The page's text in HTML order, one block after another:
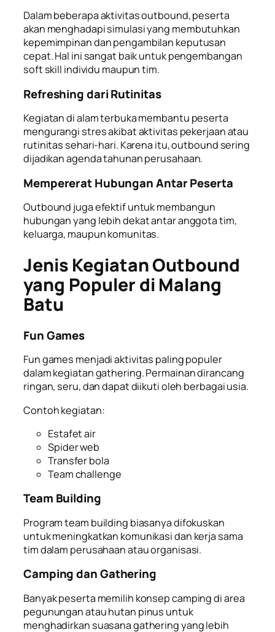
Dalam beberapa aktivitas outbound, peserta
akan menghadapi simulasi yang membutuhkan
kepemimpinan dan pengambilan keputusan
cepat. Hal ini sangat baik untuk pengembangan
soft skill individu maupun tim.
Refreshing dari Rutinitas
Kegiatan di alam terbuka membantu peserta
mengurangi stres akibat aktivitas pekerjaan atau
rutinitas sehari-hari. Karena itu, outbound sering
dijadikan agenda tahunan perusahaan.
Mempererat Hubungan Antar Peserta
Outbound juga efektif untuk membangun
hubungan yang lebih dekat antar anggota tim,
keluarga, maupun komunitas.
Jenis Kegiatan Outbound
yang Populer di Malang
Batu
Fun Games
Fun games menjadi aktivitas paling populer
dalam kegiatan gathering. Permainan dirancang
ringan, seru, dan dapat diikuti oleh berbagai usia.
Contoh kegiatan:
Estafet air
Spider web
Transfer bola
Team challenge
Team Building
Program team building biasanya difokuskan
untuk meningkatkan komunikasi dan kerja sama
tim dalam perusahaan atau organisasi.
Camping dan Gathering
Banyak peserta memilih konsep camping di area
pegunungan atau hutan pinus untuk
menghadirkan suasana gathering yang lebih